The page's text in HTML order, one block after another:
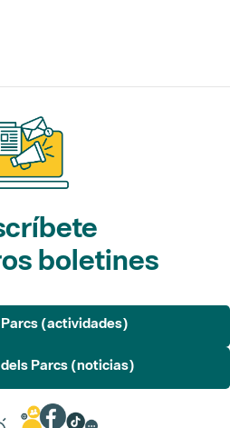
boletines
(actividades)